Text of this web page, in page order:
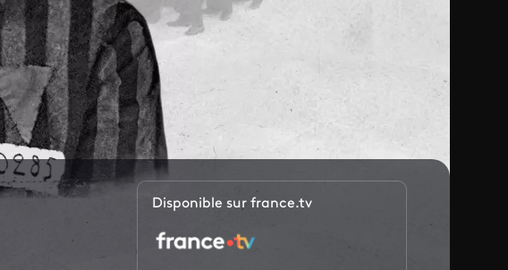
Disponible sur france.tv